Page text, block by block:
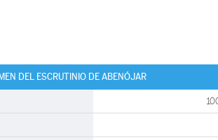
DEL ESCRUTINIO DE ABENÓJAR